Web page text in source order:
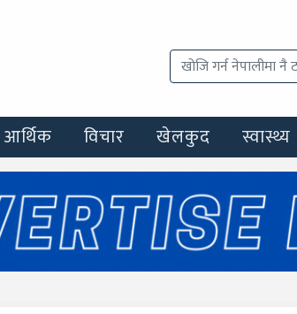
आर्थिक विचार खेलकुद स्वास्थ्य